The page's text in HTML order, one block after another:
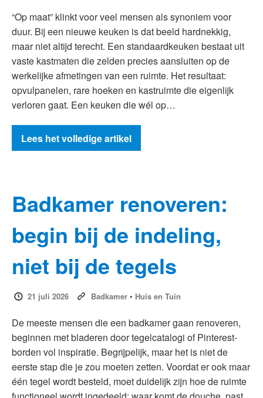
“Op maat” klinkt voor veel mensen als synoniem voor
duur. Bij een nieuwe keuken is dat beeld hardnekkig,
maar niet altijd terecht. Een standaardkeuken bestaat uit
vaste kastmaten die zelden precies aansluiten op de
werkelijke afmetingen van een ruimte. Het resultaat:
opvulpanelen, rare hoeken en kastruimte die eigenlijk
verloren gaat. Een keuken die wél op…
Lees het volledige artikel
Badkamer renoveren:
begin bij de indeling,
niet bij de tegels
21 juli 2026 Badkamer• Huis en Tuin
De meeste mensen die een badkamer gaan renoveren,
beginnen met bladeren door tegelcatalogi of Pinterest-
borden vol inspiratie. Begrijpelijk, maar het is niet de
eerste stap die je zou moeten zetten. Voordat er ook maar
één tegel wordt besteld, moet duidelijk zijn hoe de ruimte